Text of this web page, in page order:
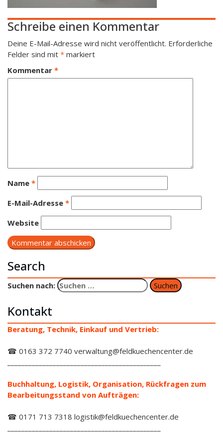
Schreibe einen Kommentar
Deine E-Mail-Adresse wird nicht veröffentlicht. Erforderliche
Felder sind mit * markiert
Kommentar *
Name *
E-Mail-Adresse *
Website
Search
Suchen nach:
Kontakt
Beratung, Technik, Einkauf und Vertrieb:
☎ 0163 372 7740 verwaltung@feldkuechencenter.de
Buchhaltung, Logistik, Organisation, Rückfragen zum
Bearbeitungsstand von Aufträgen:
☎ 0171 713 7318 logistik@feldkuechencenter.de